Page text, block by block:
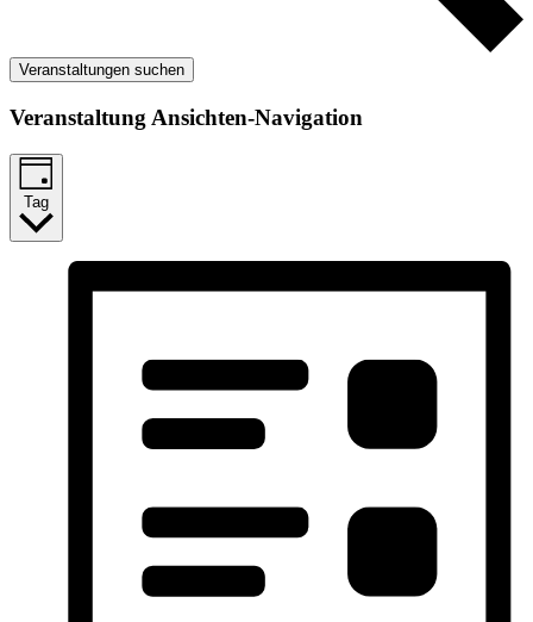
Veranstaltungen suchen
Veranstaltung Ansichten-Navigation
Tag